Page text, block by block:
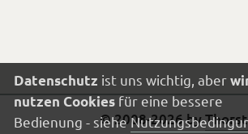
Impressum© 2008-2026 by
Datenschutz ist uns wichtig, aber
nutzen Cookiesfür eine bessere
Bedienung - siehe